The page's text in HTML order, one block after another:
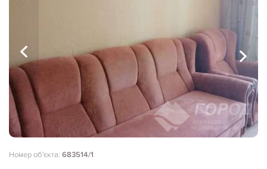
Номер об'єкта: 683514/1